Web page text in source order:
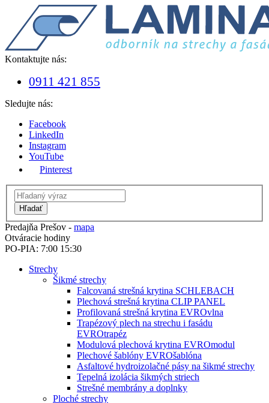
Kontaktujte nás:
0911 421 855
Sledujte nás:
Facebook
LinkedIn
Instagram
YouTube
Pinterest
Hľadať
Predajňa Prešov - mapa
Otváracie hodiny
PO-PIA: 7:00 15:30
Strechy
Šikmé strechy
Falcovaná strešná krytina SCHLEBACH
Plechová strešná krytina CLIP PANEL
Profilovaná strešná krytina EVROvlna
Trapézový plech na strechu i fasádu
EVROtrapéz
Modulová plechová krytina EVROmodul
Plechové šablóny EVROšablóna
Asfaltové hydroizolačné pásy na šikmé strechy
Tepelná izolácia šikmých striech
Strešné membrány a doplnky
Ploché strechy